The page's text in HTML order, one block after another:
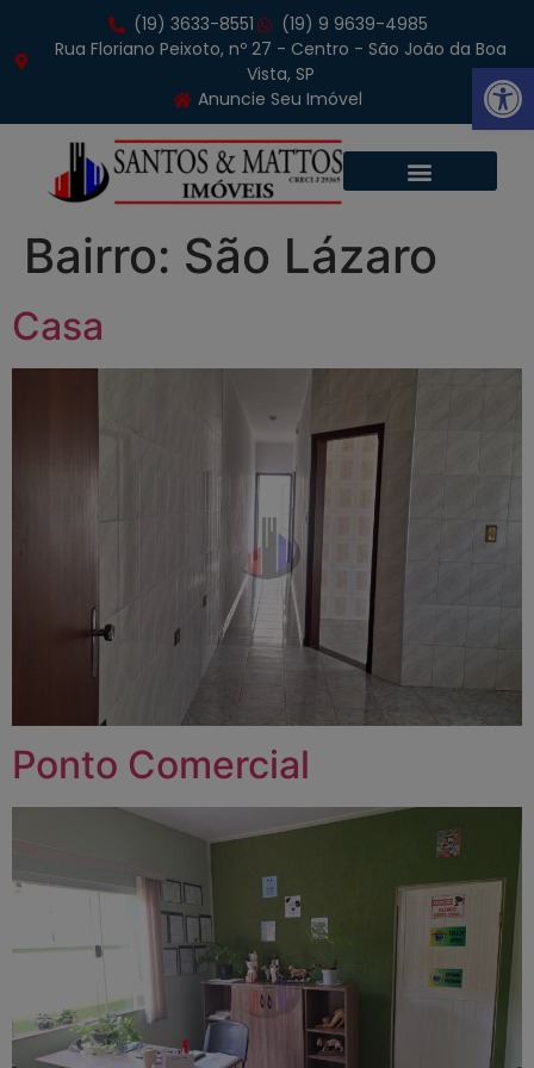
Abrir
(19) 3633-8551
(19) 9 9639-4985
Rua Floriano Peixoto, nº 27 - Centro - São João da Boa
Vista, SP
Anuncie Seu Imóvel
Bairro: São Lázaro
Casa
Ponto Comercial